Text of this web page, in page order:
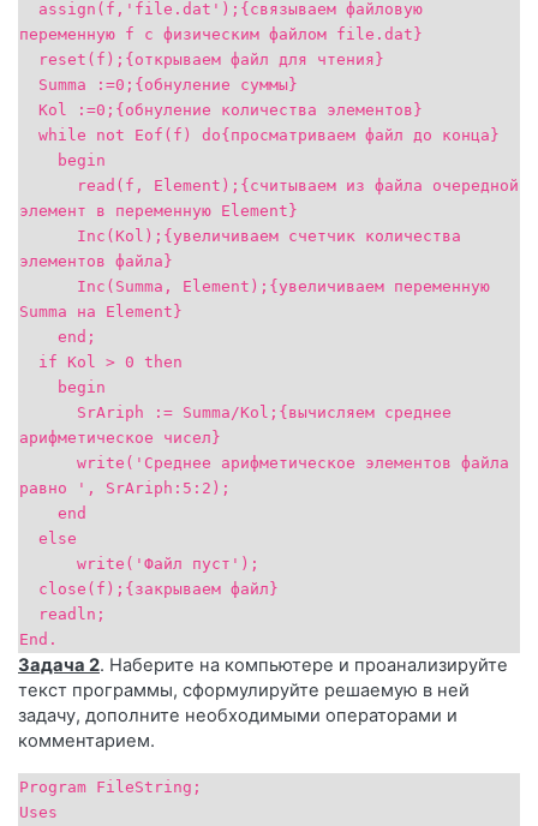
assign(f,'file.dat');{связываем файловую
переменную f с физическим файлом file.dat}
reset(f);{открываем файл для чтения}
Summa :=0;{обнуление суммы}
Kol :=0;{обнуление количества элементов}
while not Eof(f) do{просматриваем файл до конца}
begin
read(f, Element);{считываем из файла очередной
элемент в переменную Element}
Inc(Kol);{увеличиваем счетчик количества
элементов файла}
Inc(Summa, Element);{увеличиваем переменную
Summa на Element}
end;
if Kol > 0 then
begin
SrAriph := Summa/Kol;{вычисляем среднее
арифметическое чисел}
write('Среднее арифметическое элементов файла
равно ', SrAriph:5:2);
end
else
write('Файл пуст');
close(f);{закрываем файл}
readln;
End.
Задача 2. Наберите на компьютере и проанализируйте
текст программы, сформулируйте решаемую в ней
задачу, дополните необходимыми операторами и
комментарием.
Program FileString;
Uses